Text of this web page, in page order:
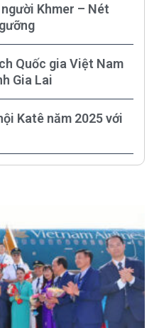
Khmer – Nét
Quốc gia Việt Nam
Gia Lai
Katê năm 2025 với